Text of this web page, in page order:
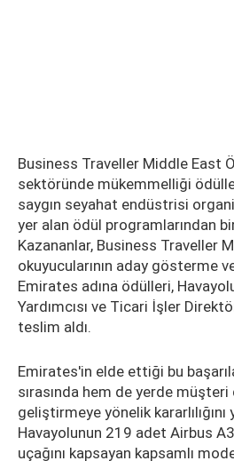
Business Traveller Middle East
sektöründe mükemmelliği
saygın seyahat endüstrisi
yer alan ödül programlarından
Kazananlar, Business Traveller
okuyucularının aday gösterme
Emirates adına ödülleri,
Yardımcısı ve Ticari İşler
teslim aldı.
Emirates'in elde ettiği bu
sırasında hem de yerde
geliştirmeye yönelik kararlılığını
Havayolunun 219 adet Airbus
uçağını kapsayan kapsamlı